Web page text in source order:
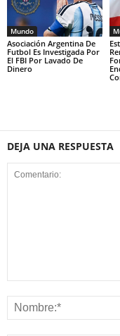
Mundo
Asociación Argentina De
Futbol Es Investigada Por
El FBI Por Lavado De
Dinero
DEJA UNA RESPUESTA